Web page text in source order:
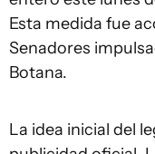
Esta medida fue
Senadores
Botana.
La idea inicial del